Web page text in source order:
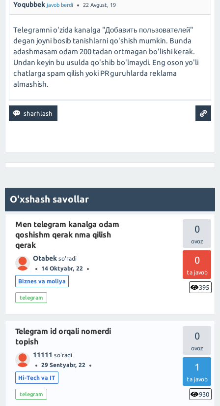
Yoqubbek javob berdi 22 Avgust, 19
Telegramni o'zida kanalga "Добавить пользователей"
degan joyni bosib tanishlarni qo'shish mumkin. Bunda
adashmasam odam 200 tadan ortmagan bo'lishi kerak.
Undan keyin bu usulda qo'shib bo'lmaydi. Eng oson yo'li
chatlarga spam qilish yoki PR guruhlarda reklama
almashish.
O'xshash savollar
0
0
ta javob
395
Men telegram kanalga odam
qoshishm qerak nma qilish
qerak
Otabek so'radi
14 Oktyabr, 22
Biznes va moliya
telegram
0
1
ta javob
930
Telegram id orqali nomerdi
topish
11111 so'radi
29 Sentyabr, 22
Hi-Tech va IT
telegram